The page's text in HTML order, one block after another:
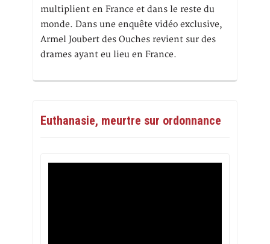
multiplient en France et dans le reste du
monde. Dans une enquête vidéo exclusive,
Armel Joubert des Ouches revient sur des
drames ayant eu lieu en France.
Euthanasie, meurtre sur ordonnance